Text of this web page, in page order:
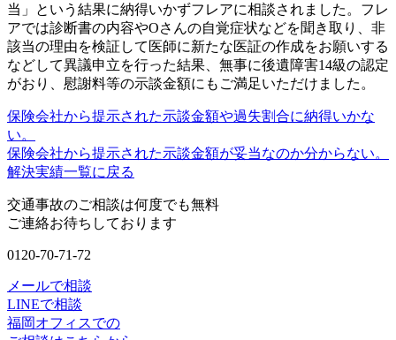
当」という結果に納得いかずフレアに相談されました。フレ
アでは診断書の内容やOさんの自覚症状などを聞き取り、 非
該当の理由を検証して医師に新たな医証の作成をお願いする
などして異議申立を行った結果、無事に後遺障害14級の認定
がおり、慰謝料等の示談金額にもご満足いただけました。
保険会社から提示された示談金額や過失割合に納得いかな
い。
保険会社から提示された示談金額が妥当なのか分からない。
解決実績一覧に戻る
交通事故のご相談は何度でも無料
ご連絡お待ちしております
0120-70-71-72
メールで相談
LINEで相談
福岡オフィスでの